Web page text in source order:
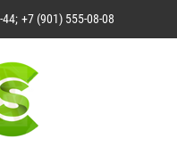
44 +7 (901) 555-08-08